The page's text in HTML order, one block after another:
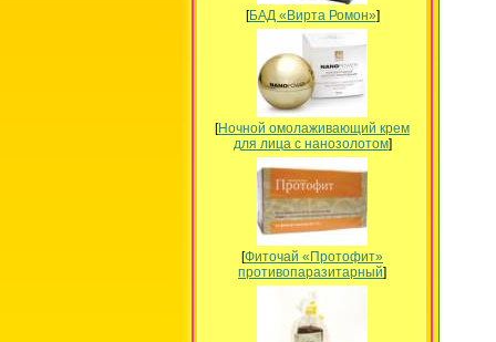
[БАД «Вирта Ромон»]
[Ночной омолаживающий крем
для лица с нанозолотом]
[Фиточай «Протофит»
противопаразитарный]